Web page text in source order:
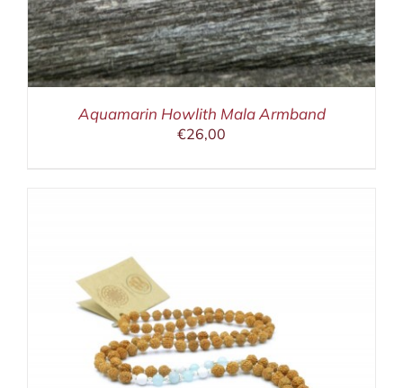
Aquamarin Howlith Mala Armband
€26,00